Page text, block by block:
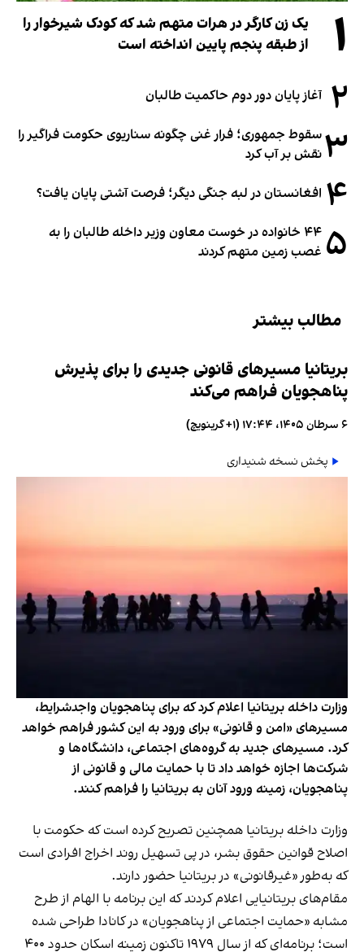
۱
یک زن کارگر در هرات متهم شد که کودک شیرخوار را
از طبقه پنجم پایین انداخته است
۲ آغاز پایان دور دوم حاکمیت طالبان
۳سقوط جمهوری؛ فرار غنی چگونه سناریوی حکومت فراگیر را
نقش بر آب کرد
۴ افغانستان در لبه جنگی دیگر؛ فرصت آشتی پایان یافت؟
۵
۴۴ خانواده در خوست معاون وزیر داخله طالبان را به
غصب زمین متهم کردند
مطالب بیشتر
بریتانیا مسیرهای قانونی جدیدی را برای پذیرش
پناهجویان فراهم می‌کند
۶ سرطان ۱۴۰۵، ۱۷:۴۴ (‎+۱ گرینویچ)
پخش نسخه شنیداری
وزارت داخله بریتانیا اعلام کرد که برای پناهجویان واجدشرایط،
مسیرهای «امن و قانونی» برای ورود به این کشور فراهم خواهد
کرد. مسیرهای جدید به گروه‌های اجتماعی، دانشگاه‌ها و
شرکت‌ها اجازه خواهد داد تا با حمایت مالی و قانونی از
پناهجویان، زمینه ورود آنان به بریتانیا را فراهم کنند.
وزارت داخله بریتانیا همچنین تصریح کرده است که حکومت با
اصلاح قوانین حقوق بشر، در پی تسهیل روند اخراج افرادی است
که به‌طور «غیرقانونی» در بریتانیا حضور دارند.
مقام‌های بریتانیایی اعلام کردند که این برنامه با الهام از طرح
مشابه «حمایت اجتماعی از پناهجویان» در کانادا طراحی شده
است؛ برنامه‌ای که از سال ۱۹۷۹ تاکنون زمینه اسکان حدود ۴۰۰